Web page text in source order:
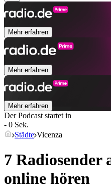
Mehr erfahren
Mehr erfahren
Mehr erfahren
Der Podcast startet in
- 0 Sek.
Städte Vicenza
7 Radiosender
online hören